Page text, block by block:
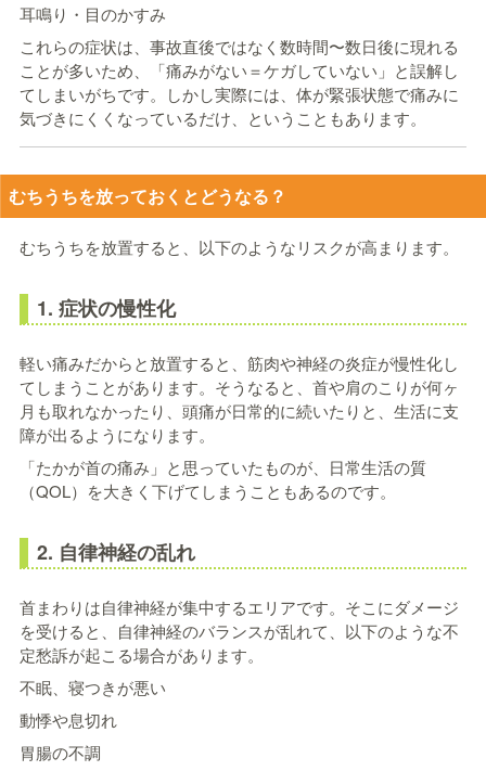
耳鳴り・目のかすみ
これらの症状は、事故直後ではなく数時間〜数日後に現れる
ことが多いため、「痛みがない＝ケガしていない」と誤解し
てしまいがちです。しかし実際には、体が緊張状態で痛みに
気づきにくくなっているだけ、ということもあります。
むちうちを放っておくとどうなる？
むちうちを放置すると、以下のようなリスクが高まります。
1. 症状の慢性化
軽い痛みだからと放置すると、筋肉や神経の炎症が慢性化し
てしまうことがあります。そうなると、首や肩のこりが何ヶ
月も取れなかったり、頭痛が日常的に続いたりと、生活に支
障が出るようになります。
「たかが首の痛み」と思っていたものが、日常生活の質
（QOL）を大きく下げてしまうこともあるのです。
2. 自律神経の乱れ
首まわりは自律神経が集中するエリアです。そこにダメージ
を受けると、自律神経のバランスが乱れて、以下のような不
定愁訴が起こる場合があります。
不眠、寝つきが悪い
動悸や息切れ
胃腸の不調